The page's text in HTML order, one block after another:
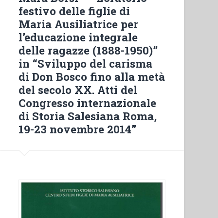
Arcivescovile”
per
i
sordomuti
di
Napoli
(1909-
1975)”
festivo delle figlie di
Maria Ausiliatrice per
l’educazione integrale
delle ragazze (1888-1950)”
in “Sviluppo del carisma
di Don Bosco fino alla metà
del secolo XX. Atti del
Congresso internazionale
di Storia Salesiana Roma,
19-23 novembre 2014”